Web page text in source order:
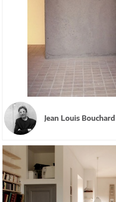
Jean Louis Bouchard